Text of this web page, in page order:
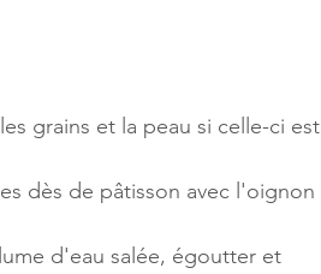
grains et la peau si celle-ci est
dès de pâtisson avec l'oignon
d'eau salée, égoutter et